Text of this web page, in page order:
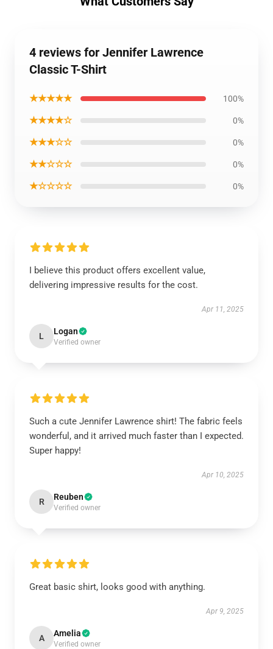
4 reviews for Jennifer Lawrence
Classic T-Shirt
★★★★★ 100%
★★★★☆ 0%
★★★☆☆ 0%
★★☆☆☆ 0%
★☆☆☆☆ 0%
I believe this product offers excellent value,
delivering impressive results for the cost.
Apr 11, 2025
L Logan
Verified owner
Such a cute Jennifer Lawrence shirt! The fabric feels
wonderful, and it arrived much faster than I expected.
Super happy!
Apr 10, 2025
R Reuben
Verified owner
Great basic shirt, looks good with anything.
Apr 9, 2025
A Amelia
Verified owner